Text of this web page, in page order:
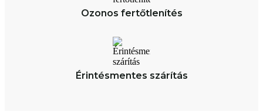
Ozonos fertőtlenítés
Érintésmentes szárítás